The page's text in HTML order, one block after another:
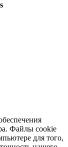
Файлы cookie
для того,